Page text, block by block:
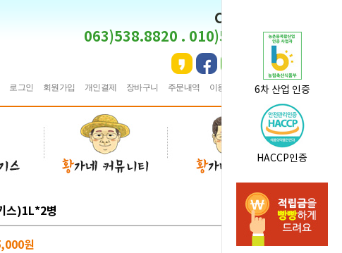
CS CENTER
063)538.8820 . 010)5495.8820
로그인 회원가입 개인결제 장바구니 주문내역 이용안내 ★즐겨찾기
6차 산업 인증
HACCP인증
스)1L*2병
원